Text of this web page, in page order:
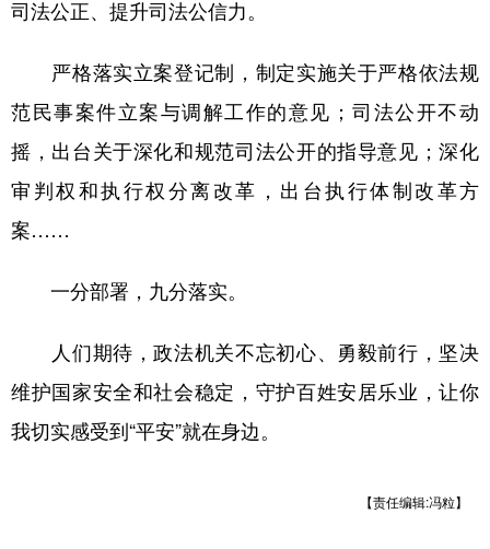
司法公正、提升司法公信力。
严格落实立案登记制，制定实施关于严格依法规
范民事案件立案与调解工作的意见；司法公开不动
摇，出台关于深化和规范司法公开的指导意见；深化
审判权和执行权分离改革，出台执行体制改革方
案……
一分部署，九分落实。
人们期待，政法机关不忘初心、勇毅前行，坚决
维护国家安全和社会稳定，守护百姓安居乐业，让你
我切实感受到“平安”就在身边。
【责任编辑:冯粒】